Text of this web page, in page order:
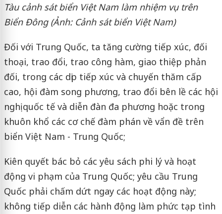
Tàu cảnh sát biển Việt Nam làm nhiệm vụ trên
Biển Đông (Ảnh: Cảnh sát biển Việt Nam)
Đối với Trung Quốc, ta tăng cường tiếp xúc, đối
thoại, trao đổi, trao công hàm, giao thiệp phản
đối, trong các dịp tiếp xúc và chuyến thăm cấp
cao, hội đàm song phương, trao đổi bên lề các hội
nghị quốc tế và diễn đàn đa phương hoặc trong
khuôn khổ các cơ chế đàm phán về vẩn đề trên
biển Việt Nam - Trung Quốc;
Kiên quyết bác bỏ các yêu sách phi lý và hoạt
động vi phạm của Trung Quốc; yêu cầu Trung
Quốc phải chấm dứt ngay các hoạt động này;
không tiếp diễn các hành động làm phức tạp tình